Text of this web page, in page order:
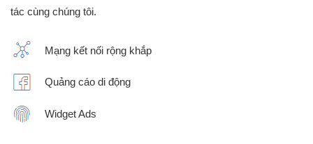
tác cùng chúng tôi.
Mạng kết nối rộng khắp
Quảng cáo di động
Widget Ads